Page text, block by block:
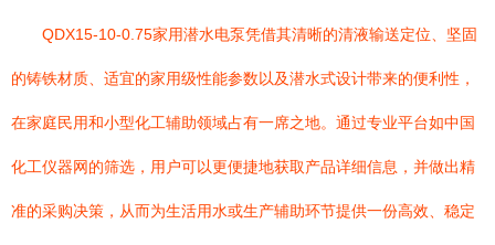
QDX15-10-0.75家用潜水电泵凭借其清晰的清液输送定位、坚固
的铸铁材质、适宜的家用级性能参数以及潜水式设计带来的便利性，
在家庭民用和小型化工辅助领域占有一席之地。通过专业平台如中国
化工仪器网的筛选，用户可以更便捷地获取产品详细信息，并做出精
准的采购决策，从而为生活用水或生产辅助环节提供一份高效、稳定